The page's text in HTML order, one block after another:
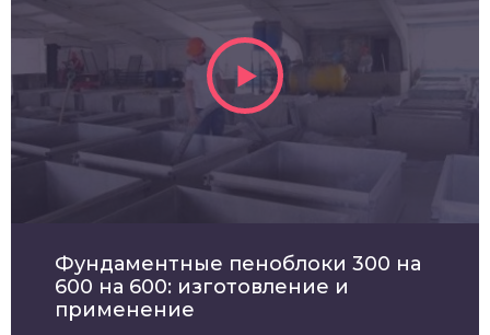
Фундаментные пеноблоки 300 на
600 на 600: изготовление и
применение